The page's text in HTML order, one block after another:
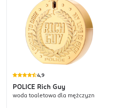
4,9
POLICE Rich Guy
woda toaletowa dla mężczyzn